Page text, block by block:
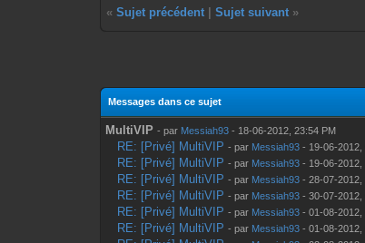
«Sujet précédent |Sujet suivant »
Messages dans ce sujet
MultiVIP - par Messiah93 - 18-06-2012, 23:54 PM
RE: [Privé] MultiVIP - par Messiah93 - 19-06-2012,
RE: [Privé] MultiVIP - par Messiah93 - 19-06-2012,
RE: [Privé] MultiVIP - par Messiah93 - 28-07-2012,
RE: [Privé] MultiVIP - par Messiah93 - 30-07-2012,
RE: [Privé] MultiVIP - par Messiah93 - 01-08-2012,
RE: [Privé] MultiVIP - par Messiah93 - 01-08-2012,